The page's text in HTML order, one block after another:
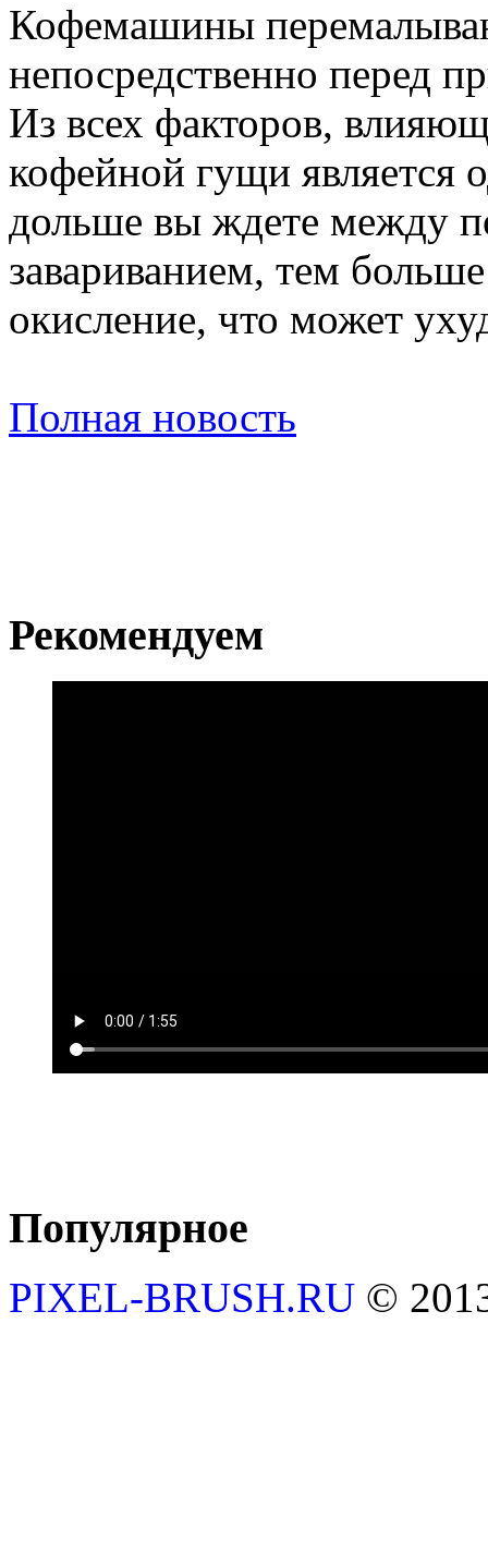
Кофемашины
непосредственно перед
Из всех факторов,
кофейной гущи
дольше вы ждете между
завариванием, тем
окисление, что может
Полная новость
Рекомендуем
Популярное
PIXEL-BRUSH.RU ©